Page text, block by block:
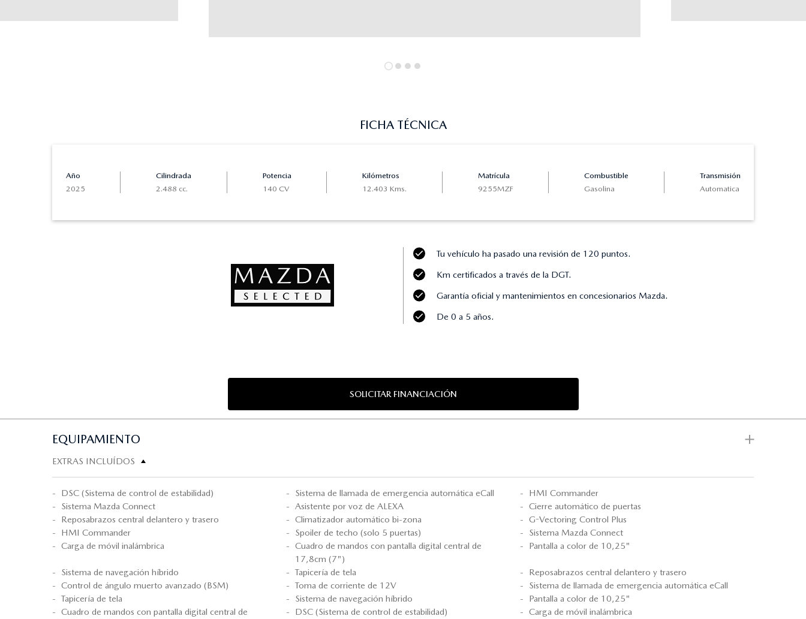
FICHA TÉCNICA
Año
2025
Cilindrada
2.488 cc.
Potencia
140 CV
Kilómetros
12.403 Kms.
Matrícula
9255MZF
Combustible
Gasolina
Transmisión
Automatica
Tu vehículo ha pasado una revisión de 120 puntos.
Km certificados a través de la DGT.
Garantía oficial y mantenimientos en concesionarios Mazda.
De 0 a 5 años.
SOLICITAR FINANCIACIÓN
EQUIPAMIENTO
EXTRAS INCLUÍDOS
DSC (Sistema de control de estabilidad) Sistema de llamada de emergencia automática eCall
HMI Commander
Sistema Mazda Connect
Asistente por voz de ALEXA
Cierre automático de puertas
Reposabrazos central delantero y trasero
Climatizador automático bi-zona
G-Vectoring Control Plus
HMI Commander
Spoiler de techo (solo 5 puertas)
Sistema Mazda Connect
Carga de móvil inalámbrica
Cuadro de mandos con pantalla digital central de
17,8cm (7")
Pantalla a color de 10,25"
Sistema de navegación híbrido Tapicería de tela
Reposabrazos central delantero y trasero
Control de ángulo muerto avanzado (BSM)
Toma de corriente de 12V
Sistema de llamada de emergencia automática eCall
Tapicería de tela
Sistema de navegación híbrido
Pantalla a color de 10,25"
Cuadro de mandos con pantalla digital central de
DSC (Sistema de control de estabilidad) Carga de móvil inalámbrica